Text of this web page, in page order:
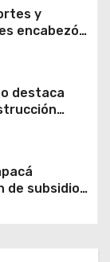
y
encabezó
en
destaca
inversión
de subsidios
jornada